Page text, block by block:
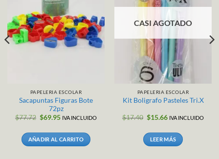
PAPELERIA ESCOLAR
Sacapuntas Figuras Bote
72pz
$77.72 El
era:
$77.72.
$69.95El
es:
$69.95.
IVA INCLUIDO
AÑADIR AL CARRITO
CASI AGOTADO
PAPELERIA ESCOLAR
Kit Boligrafo Pasteles Tri.X
$17.40 El
era:
$17.40.
$15.66El
es:
$15.66.
IVA INCLUIDO
LEER MÁS